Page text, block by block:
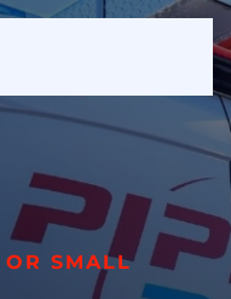
SMALL